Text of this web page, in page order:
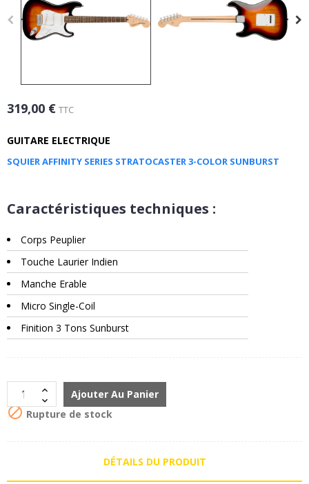
319,00 € TTC
GUITARE ELECTRIQUE
SQUIER AFFINITY SERIES STRATOCASTER 3-COLOR SUNBURST
Caractéristiques techniques :
Corps Peuplier
Touche Laurier Indien
Manche Erable
Micro Single-Coil
Finition 3 Tons Sunburst
Ajouter Au Panier
 Rupture de stock
DÉTAILS DU PRODUIT